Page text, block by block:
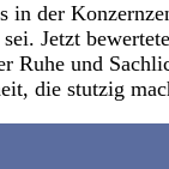
der
Jetzt
Ruhe und
die stutzig